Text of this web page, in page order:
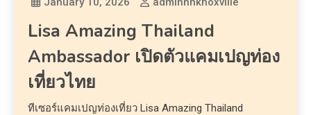
Lisa Amazing Thailand
Ambassador เปิดตัวแคมเปญท่อง
เที่ยวไทย
ทีเซอร์แคมเปญท่องเที่ยว Lisa Amazing Thailand